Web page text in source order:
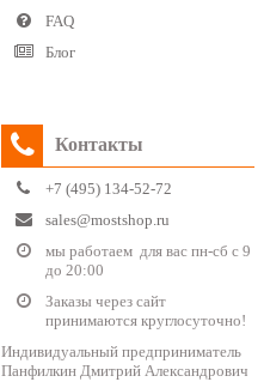
FAQ
Блог
Контакты
+7 (495) 134-52-72
sales@mostshop.ru
мы работаем для вас пн-сб с 9
до 20:00
Заказы через сайт
принимаются круглосуточно!
Индивидуальный предприниматель
Панфилкин Дмитрий Александрович